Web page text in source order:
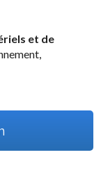
et de